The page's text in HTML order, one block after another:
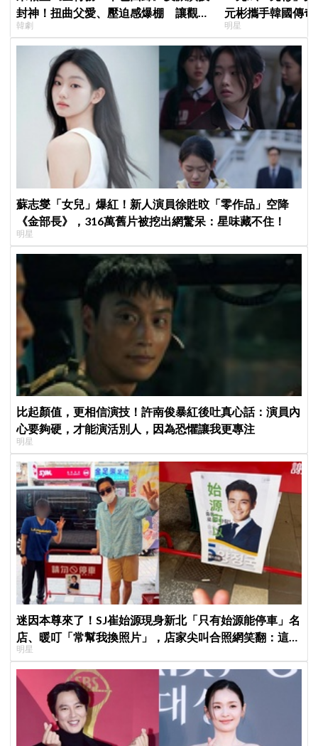
封神！扭曲父愛、壓迫感爆棚 讓觀眾
毛骨悚然
韓劇
元彬攜手韓國傳
牌，韓網瘋喊：
明星
蘇志燮「女兒」爆紅！新人演員徐貹旼「零作品」空降
《金部長》，316萬舊片被挖出網驚呆：星味藏不住！
明星
比起顏值，更相信演技！許南俊暴紅後吐真心話：演員內
心要夠硬，才能演活別人，因為恐懼讓我更專注
明星
迷因本尊來了！SJ崔始源現身新北「只有始源能停車」名
店、暖叮「常幫我換照片」，店家尖叫合照網笑翻：這輩
子不能脫粉了
明星